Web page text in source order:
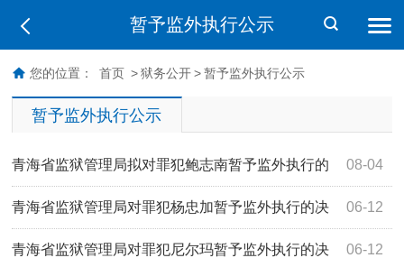
暂予监外执行公示
您的位置： 首页 > 狱务公开 > 暂予监外执行公示
暂予监外执行公示
08-04
青海省监狱管理局拟对罪犯鲍志南暂予监外执行的
公示 06-12
青海省监狱管理局对罪犯杨忠加暂予监外执行的决
定 06-12
青海省监狱管理局对罪犯尼尔玛暂予监外执行的决